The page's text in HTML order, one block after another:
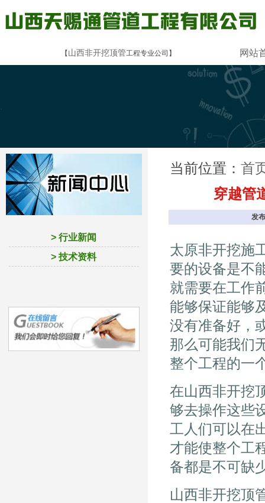
【 山西非开挖顶管工程专业公司】 网站
> 行业新闻
> 技术资料
当前位置： 首
穿越管
发
太原非开挖施
要的设备是不
就需要在工作
能够保证能够
没有准备好，
那么可能我们
整个工程的
在山西非开挖
够去操作这些
工人们可以在
才能使整个工
备都是不可缺
山西非开挖顶